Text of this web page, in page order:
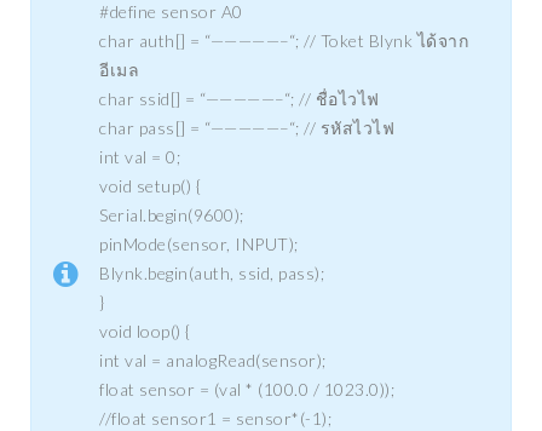
#define sensor A0
char auth[] = “—————–“; // Toket Blynk ได้จาก
อีเมล
char ssid[] = “—————–“; // ชื่อไวไฟ
char pass[] = “—————–“; // รหัสไวไฟ
int val = 0;
void setup() {
Serial.begin(9600);
pinMode(sensor, INPUT);
Blynk.begin(auth, ssid, pass);
}
void loop() {
int val = analogRead(sensor);
float sensor = (val * (100.0 / 1023.0));
//float sensor1 = sensor*(-1);